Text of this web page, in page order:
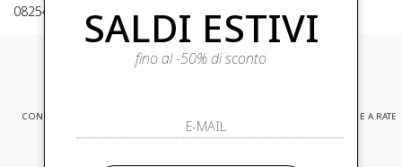
0825449414
CONSEGNA EXPRESS PAGAMENTI SICURI E A RATE
SALDI ESTIVI
fino al -50% di sconto